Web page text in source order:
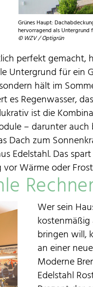
Grünes Haupt:
hervorragend als Untergrund
© WZV / Optigrün
perfekt gemacht,
Untergrund für ein
hält im
es Regenwasser,
ist die
– darunter
Dach zum
Edelstahl. Das
Wärme oder
Wer sein
bringen will,
an einer
Moderne
Edelstahl